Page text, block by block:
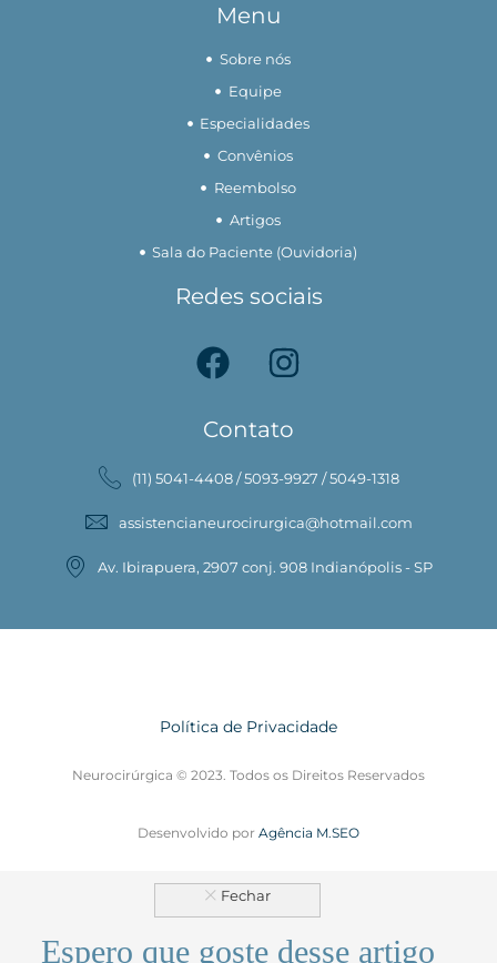
Menu
Sobre nós
Equipe
Especialidades
Convênios
Reembolso
Artigos
Sala do Paciente (Ouvidoria)
Redes sociais
Contato
(11) 5041-4408 / 5093-9927 / 5049-1318
assistencianeurocirurgica@hotmail.com
Av. Ibirapuera, 2907 conj. 908 Indianópolis - SP
Política de Privacidade
Neurocirúrgica © 2023. Todos os Direitos Reservados
Desenvolvido por Agência M.SEO
Espero que goste desse artigo